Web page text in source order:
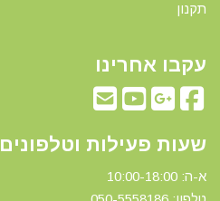
תקנון
עקבו אחרינו
שעות פעילות וטלפונים
א-ה: 10:00-18:00